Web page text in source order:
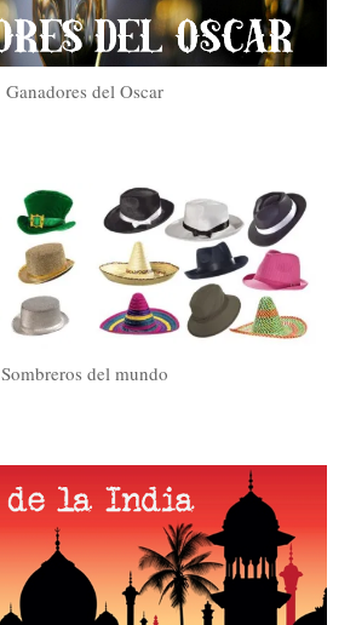
Ganadores del Oscar
Sombreros del mundo